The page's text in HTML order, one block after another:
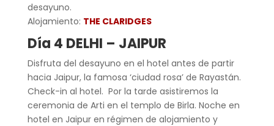
desayuno.
Alojamiento: THE CLARIDGES
Día 4 DELHI – JAIPUR
Disfruta del desayuno en el hotel antes de partir
hacia Jaipur, la famosa ‘ciudad rosa’ de Rayastán.
Check-in al hotel. Por la tarde asistiremos la
ceremonia de Arti en el templo de Birla. Noche en
hotel en Jaipur en régimen de alojamiento y